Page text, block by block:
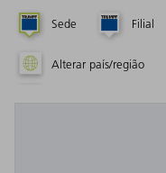
Sede Filial
Alterar país/região